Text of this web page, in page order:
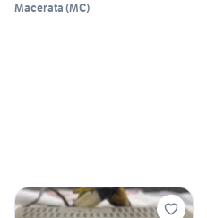
Macerata (MC)